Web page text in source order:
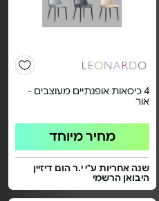
4 כיסאות אופנתיים מעוצבים -
אור
מחיר מיוחד
שנה אחריות ע"י י.ר הום דיזיין
היבואן הרשמי